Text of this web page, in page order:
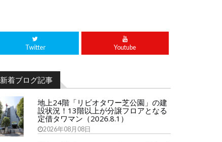
Twitter Youtube
新着ブログ記事
地上24階「リビオタワー芝公園」の建
設状況！13階以上が分譲フロアとなる
定借タワマン（2026.8.1）
2026年08月08日